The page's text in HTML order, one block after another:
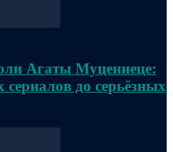
Агаты Муцениеце:
сериалов до серьёзных